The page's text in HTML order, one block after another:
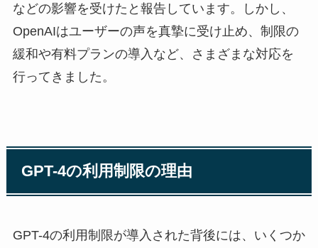
などの影響を受けたと報告しています。しかし、
OpenAIはユーザーの声を真摯に受け止め、制限の
緩和や有料プランの導入など、さまざまな対応を
行ってきました。
GPT-4の利用制限の理由
GPT-4の利用制限が導入された背後には、いくつか